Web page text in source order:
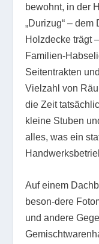
bewohnt, in der
„Durizug“ –
Holzdecke trägt
Familien-
Seitentrakten
Vielzahl von
die Zeit
kleine Stuben
alles, was ein
Auf einem
beson-dere
und andere